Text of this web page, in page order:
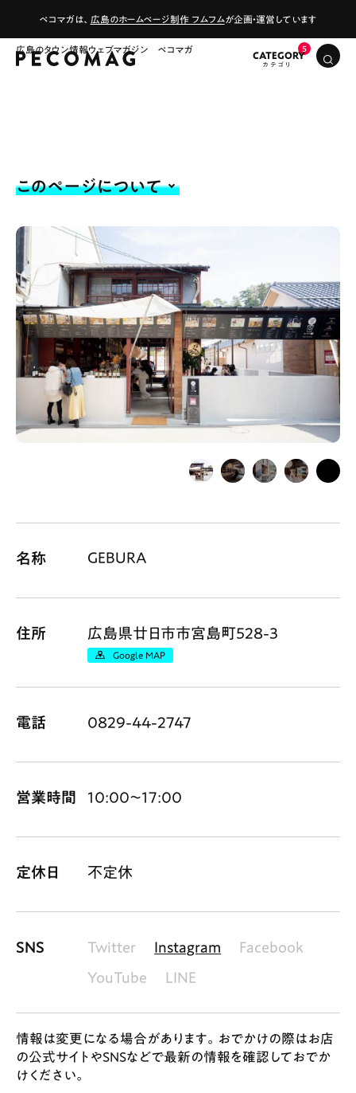
ペコマガは、 広島のホームページ制作 フムフムが企画・運営しています
広島のタウン情報ウェブマガジン ペコマガ
CATEGORY
# ファミリーにおすすめ
# テイクアウト
# 宮島
Special Life
Gourmet News
Outing
運営会社
プライバシーポリシー
このページについて
名称 GEBURA
住所 広島県廿日市市宮島町528-3
Google MAP
電話 0829-44-2747
営業時間 10:00〜17:00
定休日 不定休
SNS Twitter Instagram
Facebook
YouTube
LINE
情報は変更になる場合があります。おでかけの際はお店
の公式サイトやSNSなどで最新の情報を確認しておでか
けください。